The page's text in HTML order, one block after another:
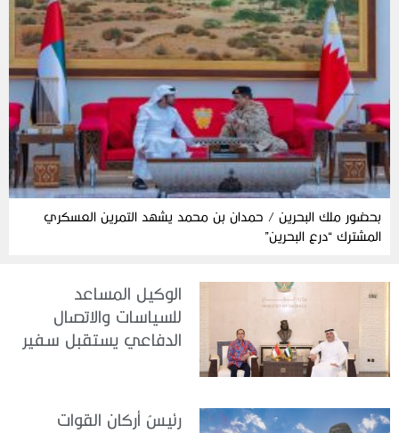
بحضور ملك البحرين / حمدان بن محمد يشهد التمرين العسكري
المشترك “درع البحرين”
الوكيل المساعد
للسياسات والاتصال
الدفاعي يستقبل سفير
رئيسُ أركان القوات